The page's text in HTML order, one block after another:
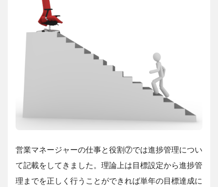
営業マネージャーの仕事と役割⑦では進捗管理につい
て記載をしてきました。理論上は目標設定から進捗管
理までを正しく行うことができれば単年の目標達成に